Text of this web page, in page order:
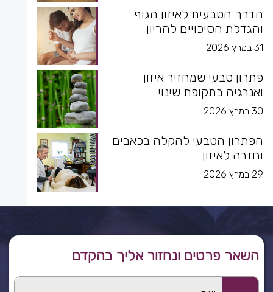
הדרך הטבעית לאיזון הגוף
והגדלת הסיכויים להריון
31 במרץ 2026
פתרון טבעי שמחזיר איזון
ואנרגיה בתקופת שינוי
30 במרץ 2026
הפתרון הטבעי להקלה בכאבים
וחזרה לאיזון
29 במרץ 2026
השאר פרטים ונחזור אליך בהקדם